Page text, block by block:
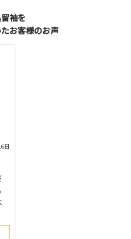
袖を
お客様のお声
日